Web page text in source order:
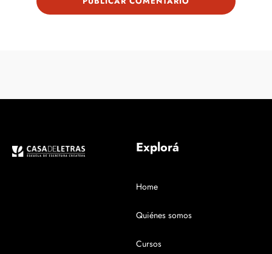
Explorá
Home
Quiénes somos
Cursos